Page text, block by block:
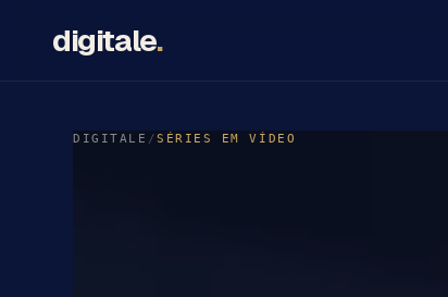
digitale.
DIGITALE /SÉRIES EM VÍDEO